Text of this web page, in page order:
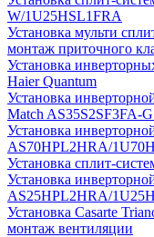
W/1U25HSL1FRA
Установка мульти
монтаж приточного
Установка
Haier Quantum
Установка
Match AS35S2SF3FA-
Установка
AS70HPL2HRA/
Установка сплит-
Установка
AS25HPL2HRA/
Установка Casarte
монтаж вентиляции